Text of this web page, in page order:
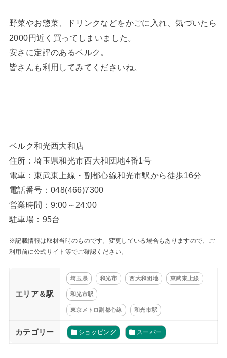
野菜やお惣菜、ドリンクなどをかごに入れ、気づいたら
2000円近く買ってしまいました。
安さに定評のあるベルク。
皆さんも利用してみてくださいね。
ベルク和光西大和店
住所：埼玉県和光市西大和団地4番1号
電車：東武東上線・副都心線和光市駅から徒歩16分
電話番号：048(466)7300
営業時間：9:00～24:00
駐車場：95台
※記載情報は取材当時のものです。変更している場合もありますので、ご
利用前に公式サイト等でご確認ください。
エリア＆駅
埼玉県 和光市 西大和団地 東武東上線
和光市駅
東京メトロ副都心線 和光市駅
カテゴリー ショッピング スーパー